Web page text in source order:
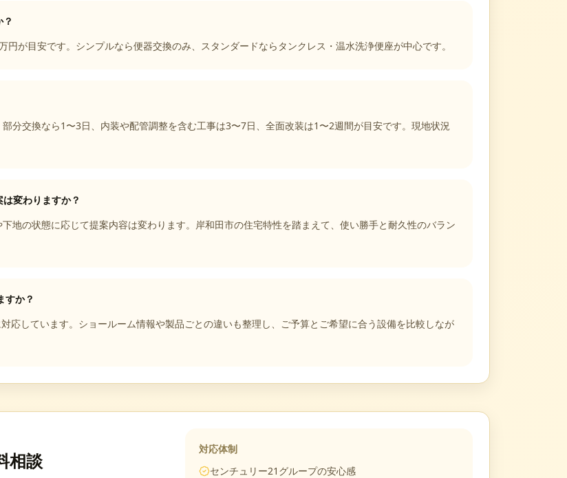
が目安です。シンプルなら便器交換のみ、スタンダードならタンクレス・温水洗浄便座が中心です。
分交換なら1〜3日、内装や配管調整を含む工事は3〜7日、全面改装は1〜2週間が目安です。現地状況
変わりますか？
地の状態に応じて提案内容は変わります。岸和田市の住宅特性を踏まえて、使い勝手と耐久性のバラン
すか？
応しています。ショールーム情報や製品ごとの違いも整理し、ご予算とご希望に合う設備を比較しなが
相談
対応体制
センチュリー21グループの安心感